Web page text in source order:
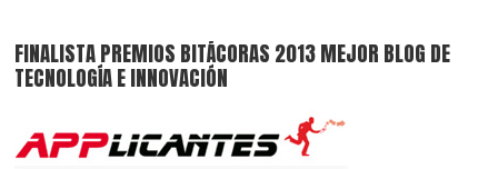
FINALISTA PREMIOS BITÁCORAS 2013 MEJOR BLOG DE
TECNOLOGÍA E INNOVACIÓN